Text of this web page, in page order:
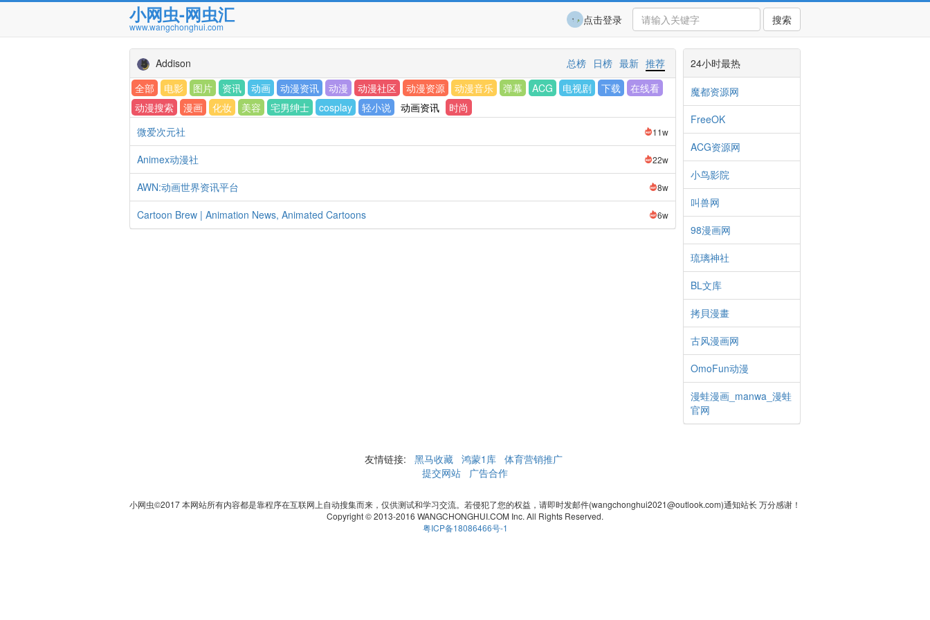
小网虫-网虫汇
www.wangchonghui.com 搜索
点击登录
Addison 推荐
最新
日榜
总榜
全部
电影 图片 资讯 动画 动漫资讯 动漫 动漫社区 动漫资源 动漫音乐 弹幕 ACG 电视剧 下载
在线看
动漫搜索
漫画 化妆 美容 宅男绅士 cosplay 轻小说 动画资讯
时尚
微爱次元社
11w
Animex动漫社 22w
AWN:动画世界资讯平台 8w
Cartoon Brew | Animation News, Animated Cartoons 6w
24小时最热
魔都资源网
FreeOK
ACG资源网
小鸟影院
叫兽网
98漫画网
琉璃神社
BL文库
拷貝漫畫
古风漫画网
OmoFun动漫
漫蛙漫画_manwa_漫蛙
官网
友情链接: 黑马收藏 鸿蒙1库 体育营销推广
提交网站
广告合作
小网虫©2017 本网站所有内容都是靠程序在互联网上自动搜集而来，仅供测试和学习交流。若侵犯了您的权益，请即时发邮件(wangchonghui2021@outlook.com)通知站长 万分感谢！
Copyright © 2013-2016 WANGCHONGHUI.COM Inc. All Rights Reserved.
粤ICP备18086466号-1